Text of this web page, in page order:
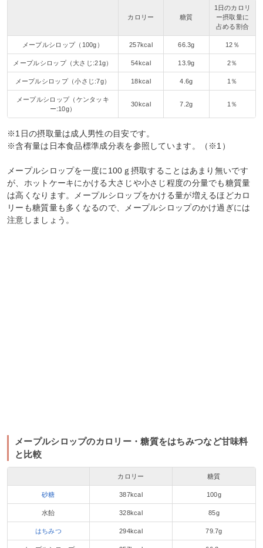
カロリー 糖質
1日のカロリ
ー摂取量に
占める割合
メープルシロップ（100g） 257kcal 66.3g 12％
メープルシロップ（大さじ:21g） 54kcal 13.9g 2％
メープルシロップ（小さじ:7g） 18kcal 4.6g 1％
メープルシロップ（ケンタッキ
ー:10g）
30kcal 7.2g 1％
※1日の摂取量は成人男性の目安です。
※含有量は日本食品標準成分表を参照しています。（※1）
メープルシロップを一度に100ｇ摂取することはあまり無いです
が、ホットケーキにかける大さじや小さじ程度の分量でも糖質量
は高くなります。メープルシロップをかける量が増えるほどカロ
リーも糖質量も多くなるので、メープルシロップのかけ過ぎには
注意しましょう。
メープルシロップのカロリー・糖質をはちみつなど甘味料
と比較
カロリー 糖質
砂糖 387kcal 100g
水飴 328kcal 85g
はちみつ 294kcal 79.7g